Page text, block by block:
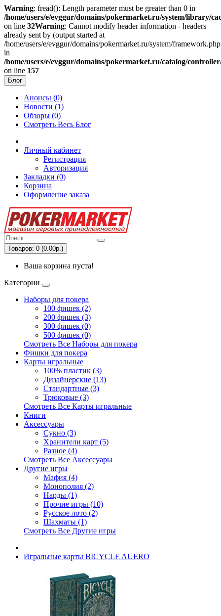
Warning: fread(): Length parameter must be greater than 0 in
/home/users/e/evggur/domains/pokermarket.ru/system/library/
on line 32Warning: Cannot modify header information - headers
already sent by (output started at
/home/users/e/evggur/domains/pokermarket.ru/system/
in
/home/users/e/evggur/domains/pokermarket.ru/catalog/
on line 157
Блог
Анонсы (0)
Новости (1)
Обзоры (0)
Смотреть Весь Блог
Личный кабинет
Регистрация
Авторизация
Закладки (0)
Корзина
Оформление заказа
Товаров: 0 (0.00р.)
Ваша корзина пуста!
Категории
Наборы для покера
100 фишек (2)
200 фишек (3)
300 фишек (0)
500 фишек (0)
Смотреть Все Наборы для покера
Фишки для покера
Карты игральные
100% пластик (3)
Дизайнерские (13)
Стандартные (3)
Трюковые (3)
Смотреть Все Карты игральные
Книги
Аксессуары
Сукно (3)
Хранители карт (5)
Разное (4)
Смотреть Все Аксессуары
Другие игры
Мафия (4)
Монополия (2)
Нарды (1)
Прочие игры (10)
Русское лото (2)
Шахматы (1)
Смотреть Все Другие игры
Игральные карты BICYCLE AUERO